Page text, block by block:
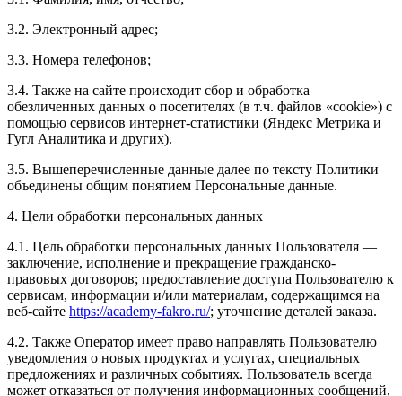
3.2. Электронный адрес;
3.3. Номера телефонов;
3.4. Также на сайте происходит сбор и обработка
обезличенных данных о посетителях (в т.ч. файлов «cookie») с
помощью сервисов интернет-статистики (Яндекс Метрика и
Гугл Аналитика и других).
3.5. Вышеперечисленные данные далее по тексту Политики
объединены общим понятием Персональные данные.
4. Цели обработки персональных данных
4.1. Цель обработки персональных данных Пользователя —
заключение, исполнение и прекращение гражданско-
правовых договоров; предоставление доступа Пользователю к
сервисам, информации и/или материалам, содержащимся на
веб-сайте https://academy-fakro.ru/; уточнение деталей заказа.
4.2. Также Оператор имеет право направлять Пользователю
уведомления о новых продуктах и услугах, специальных
предложениях и различных событиях. Пользователь всегда
может отказаться от получения информационных сообщений,